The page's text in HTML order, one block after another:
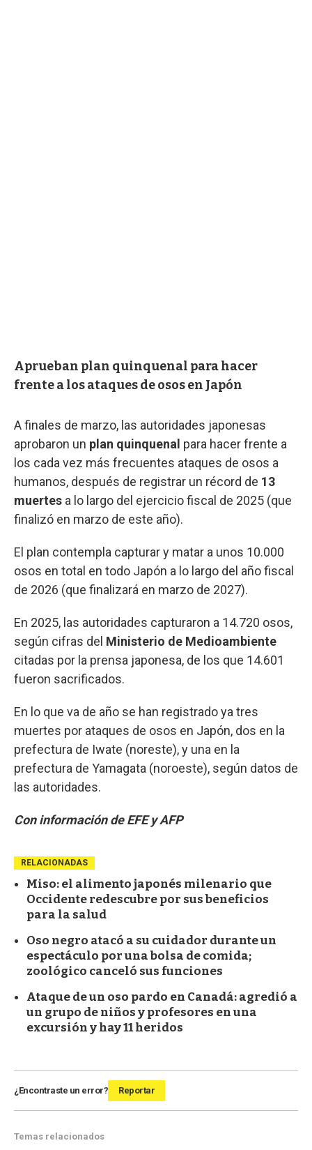
Aprueban plan quinquenal para hacer
frente a los ataques de osos en Japón
A finales de marzo, las autoridades japonesas
aprobaron un plan quinquenal para hacer frente a
los cada vez más frecuentes ataques de osos a
humanos, después de registrar un récord de 13
muertes a lo largo del ejercicio fiscal de 2025 (que
finalizó en marzo de este año).
El plan contempla capturar y matar a unos 10.000
osos en total en todo Japón a lo largo del año fiscal
de 2026 (que finalizará en marzo de 2027).
En 2025, las autoridades capturaron a 14.720 osos,
según cifras del Ministerio de Medioambiente
citadas por la prensa japonesa, de los que 14.601
fueron sacrificados.
En lo que va de año se han registrado ya tres
muertes por ataques de osos en Japón, dos en la
prefectura de Iwate (noreste), y una en la
prefectura de Yamagata (noroeste), según datos de
las autoridades.
Con información de EFE y AFP
RELACIONADAS
Miso: el alimento japonés milenario que
Occidente redescubre por sus beneficios
para la salud
Oso negro atacó a su cuidador durante un
espectáculo por una bolsa de comida;
zoológico canceló sus funciones
Ataque de un oso pardo en Canadá: agredió a
un grupo de niños y profesores en una
excursión y hay 11 heridos
¿Encontraste un error? Reportar
Temas relacionados